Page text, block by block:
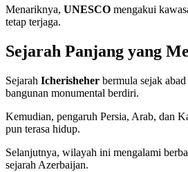
Menariknya, UNESCO mengakui
tetap terjaga.
Sejarah Panjang yang
Sejarah Icherisheher bermula sejak
bangunan monumental berdiri.
Kemudian, pengaruh Persia, Arab, dan
pun terasa hidup.
Selanjutnya, wilayah ini mengalami
sejarah Azerbaijan.